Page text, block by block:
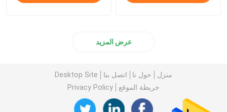
عرض المزيد
منزل حول نا اتصل بنا
Desktop Site
خريطة الموقع
Privacy Policy